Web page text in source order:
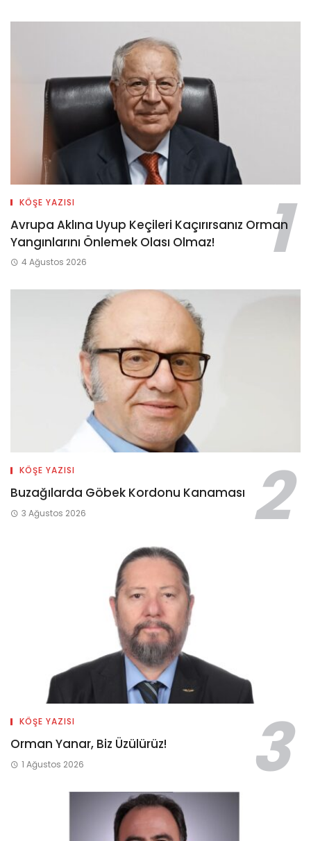
KÖŞE YAZISI
Avrupa Aklına Uyup Keçileri Kaçırırsanız Orman
Yangınlarını Önlemek Olası Olmaz!
4 Ağustos 2026
KÖŞE YAZISI
Buzağılarda Göbek Kordonu Kanaması
3 Ağustos 2026
KÖŞE YAZISI
Orman Yanar, Biz Üzülürüz!
1 Ağustos 2026